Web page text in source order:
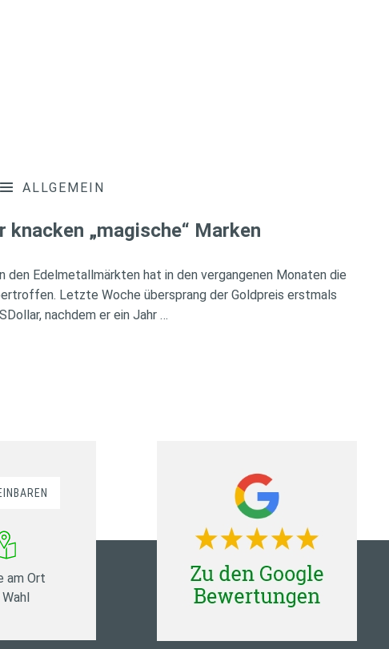
ALLGEMEIN
knacken „magische“ Marken
den Edelmetallmärkten hat in den vergangenen Monaten die
Letzte Woche übersprang der Goldpreis erstmals
nachdem er ein Jahr …
am Ort